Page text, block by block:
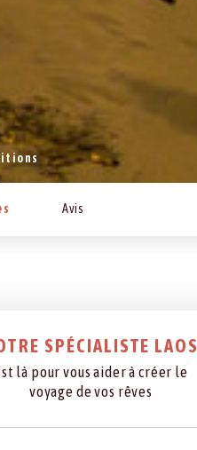
Avis
SPÉCIALISTE LAOS
là pour vous aider à créer le
voyage de vos rêves